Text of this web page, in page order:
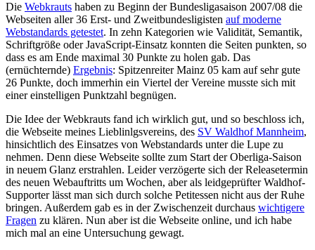
Die Webkrauts haben zu Beginn der Bundesligasaison 2007/08 die
Webseiten aller 36 Erst- und Zweitbundesligisten auf moderne
Webstandards getestet. In zehn Kategorien wie Validität, Semantik,
Schriftgröße oder JavaScript-Einsatz konnten die Seiten punkten, so
dass es am Ende maximal 30 Punkte zu holen gab. Das
(ernüchternde) Ergebnis: Spitzenreiter Mainz 05 kam auf sehr gute
26 Punkte, doch immerhin ein Viertel der Vereine musste sich mit
einer einstelligen Punktzahl begnügen.
Die Idee der Webkrauts fand ich wirklich gut, und so beschloss ich,
die Webseite meines Lieblinlgsvereins, des SV Waldhof Mannheim,
hinsichtlich des Einsatzes von Webstandards unter die Lupe zu
nehmen. Denn diese Webseite sollte zum Start der Oberliga-Saison
in neuem Glanz erstrahlen. Leider verzögerte sich der Releasetermin
des neuen Webauftritts um Wochen, aber als leidgeprüfter Waldhof-
Supporter lässt man sich durch solche Petitessen nicht aus der Ruhe
bringen. Außerdem gab es in der Zwischenzeit durchaus wichtigere
Fragen zu klären. Nun aber ist die Webseite online, und ich habe
mich mal an eine Untersuchung gewagt.